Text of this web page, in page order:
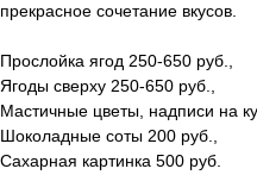
прекрасное сочетание вкусов.
Прослойка ягод 250-650 руб.,
Ягоды сверху 250-650 руб.,
Мастичные цветы, надписи на
Шоколадные соты 200 руб.,
Сахарная картинка 500 руб.